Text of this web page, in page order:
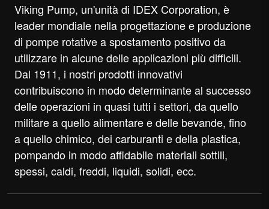
Viking Pump, un'unità di IDEX Corporation, è
leader mondiale nella progettazione e produzione
di pompe rotative a spostamento positivo da
utilizzare in alcune delle applicazioni più difficili.
Dal 1911, i nostri prodotti innovativi
contribuiscono in modo determinante al successo
delle operazioni in quasi tutti i settori, da quello
militare a quello alimentare e delle bevande, fino
a quello chimico, dei carburanti e della plastica,
pompando in modo affidabile materiali sottili,
spessi, caldi, freddi, liquidi, solidi, ecc.